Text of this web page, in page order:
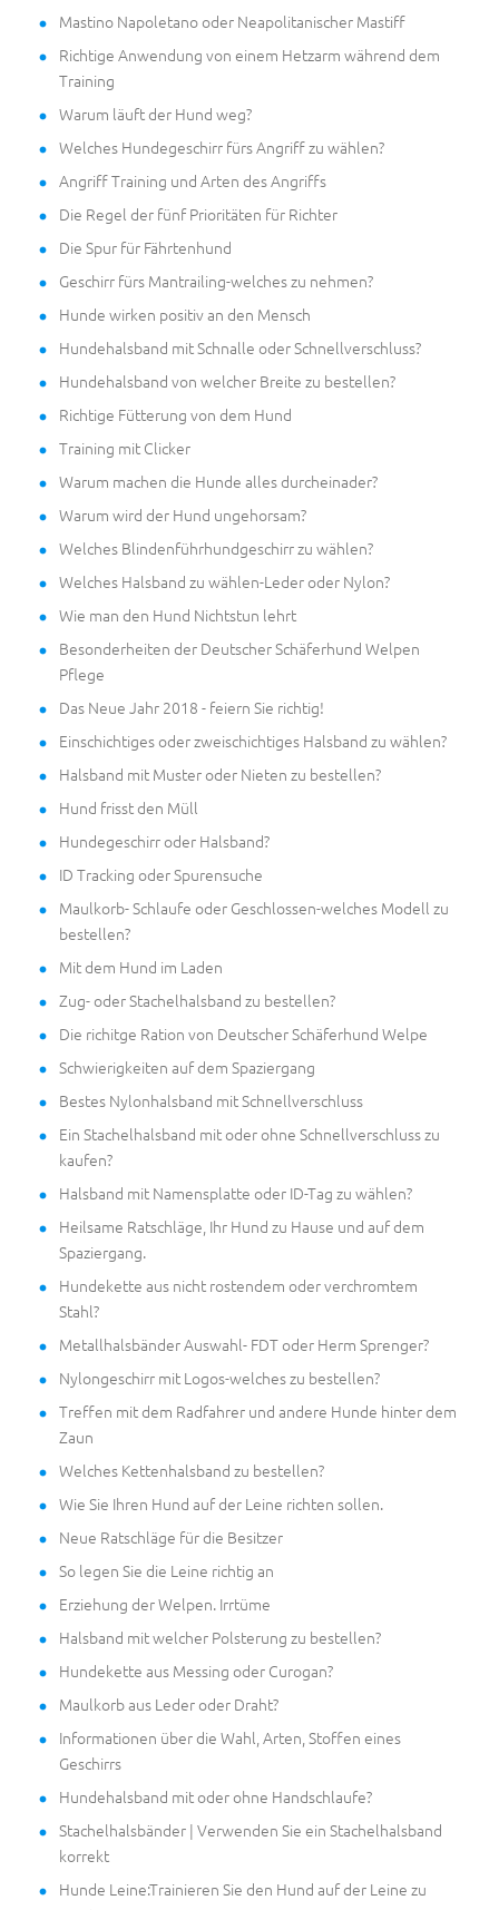
Mastino Napoletano oder Neapolitanischer Mastiff
Richtige Anwendung von einem Hetzarm während dem
Training
Warum läuft der Hund weg?
Welches Hundegeschirr fürs Angriff zu wählen?
Angriff Training und Arten des Angriffs
Die Regel der fünf Prioritäten für Richter
Die Spur für Fährtenhund
Geschirr fürs Mantrailing-welches zu nehmen?
Hunde wirken positiv an den Mensch
Hundehalsband mit Schnalle oder Schnellverschluss?
Hundehalsband von welcher Breite zu bestellen?
Richtige Fütterung von dem Hund
Training mit Clicker
Warum machen die Hunde alles durcheinader?
Warum wird der Hund ungehorsam?
Welches Blindenführhundgeschirr zu wählen?
Welches Halsband zu wählen-Leder oder Nylon?
Wie man den Hund Nichtstun lehrt
Besonderheiten der Deutscher Schäferhund Welpen
Pflege
Das Neue Jahr 2018 - feiern Sie richtig!
Einschichtiges oder zweischichtiges Halsband zu wählen?
Halsband mit Muster oder Nieten zu bestellen?
Hund frisst den Müll
Hundegeschirr oder Halsband?
ID Tracking oder Spurensuche
Maulkorb- Schlaufe oder Geschlossen-welches Modell zu
bestellen?
Mit dem Hund im Laden
Zug- oder Stachelhalsband zu bestellen?
Die richitge Ration von Deutscher Schäferhund Welpe
Schwierigkeiten auf dem Spaziergang
Bestes Nylonhalsband mit Schnellverschluss
Ein Stachelhalsband mit oder ohne Schnellverschluss zu
kaufen?
Halsband mit Namensplatte oder ID-Tag zu wählen?
Heilsame Ratschläge, Ihr Hund zu Hause und auf dem
Spaziergang.
Hundekette aus nicht rostendem oder verchromtem
Stahl?
Metallhalsbänder Auswahl- FDT oder Herm Sprenger?
Nylongeschirr mit Logos-welches zu bestellen?
Treffen mit dem Radfahrer und andere Hunde hinter dem
Zaun
Welches Kettenhalsband zu bestellen?
Wie Sie Ihren Hund auf der Leine richten sollen.
Neue Ratschläge für die Besitzer
So legen Sie die Leine richtig an
Erziehung der Welpen. Irrtüme
Halsband mit welcher Polsterung zu bestellen?
Hundekette aus Messing oder Curogan?
Maulkorb aus Leder oder Draht?
Informationen über die Wahl, Arten, Stoffen eines
Geschirrs
Hundehalsband mit oder ohne Handschlaufe?
Stachelhalsbänder | Verwenden Sie ein Stachelhalsband
korrekt
Hunde Leine:Trainieren Sie den Hund auf der Leine zu